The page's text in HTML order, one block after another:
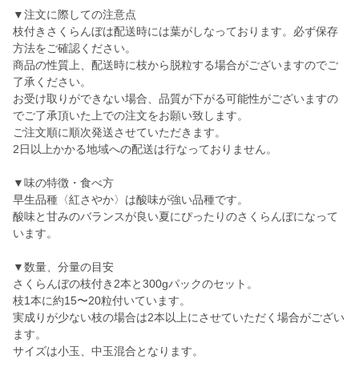
▼注文に際しての注意点
枝付きさくらんぼは配送時には葉がしなっております。必ず保存
方法をご確認ください。
商品の性質上、配送時に枝から脱粒する場合がございますのでご
了承ください。
お受け取りができない場合、品質が下がる可能性がございますの
でご了承頂いた上での注文をお願い致します。
ご注文順に順次発送させていただきます。
2日以上かかる地域への配送は行なっておりません。
▼味の特徴・食べ方
早生品種〈紅さやか〉は酸味が強い品種です。
酸味と甘みのバランスが良い夏にぴったりのさくらんぼになって
います。
▼数量、分量の目安
さくらんぼの枝付き2本と300gパックのセット。
枝1本に約15〜20粒付いています。
実成りが少ない枝の場合は2本以上にさせていただく場合がござい
ます。
サイズは小玉、中玉混合となります。